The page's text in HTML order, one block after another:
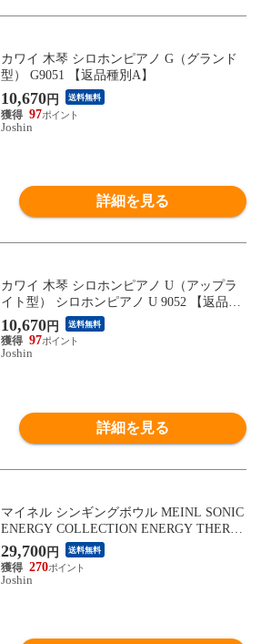
カワイ 木琴 シロホンピアノ G（グランド
型） G9051 【返品種別A】
10,670円 送料無料
97
Joshin
詳細を見る
カワイ 木琴 シロホンピアノ U（アップラ
イト型） シロホンピアノ U 9052 【返品種
別A】
10,670円 送料無料
97
Joshin
詳細を見る
マイネル シンギングボウル MEINL SONIC
ENERGY COLLECTION ENERGY THERAP
Y SERIES SB-E-700 【返品種別A】
29,700円 送料無料
270
Joshin